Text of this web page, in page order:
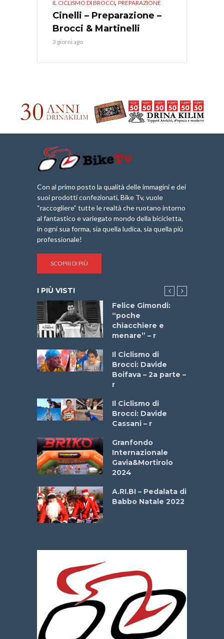
IL CICLISMO DI BROCCI, PREPARAZIONE
Cinelli – Preparazione –
Brocci & Martinelli
3 giorni ago
Con al primo posto la qualità delle immagini e dei
suoi prodotti confezionati, Bike Tv, vuole
“raccogliere” tutte le realtà che ruotano intorno
al fantastico e variegato mondo della bicicletta,
in ogni sua forma, sia quella ludica, sia quella più
professionale!
SCOPRI DI PIÙ
I PIÙ VISTI
Felice Gimondi:
“poche
chiacchiere e
menare” – r
Il Ciclismo di
Brocci: Davide
Boifava – 2a parte –
r
Il Ciclismo di
Brocci: Davide
Cassani – r
Granfondo
Internazionale
Gavia&Mortirolo
2024
A.RI.BI – Pedalata di
Babbo Natale 2022